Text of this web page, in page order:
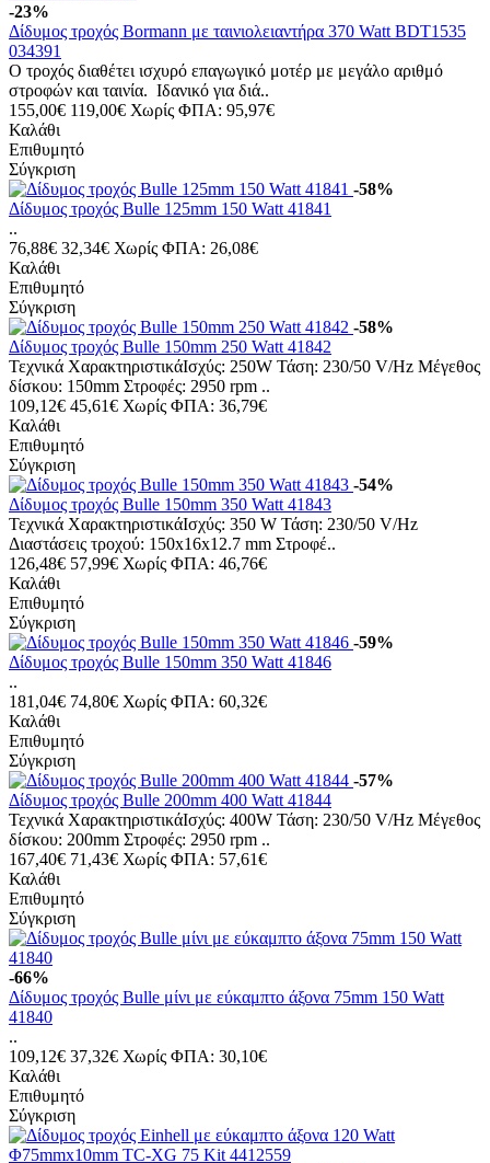
-23%
Δίδυμος τροχός Bormann με ταινιολειαντήρα 370 Watt BDT1535
034391
Ο τροχός διαθέτει ισχυρό επαγωγικό μοτέρ με μεγάλο αριθμό
στροφών και ταινία. Ιδανικό για διά..
155,00€ 119,00€ Χωρίς ΦΠΑ: 95,97€
Καλάθι
Επιθυμητό
Σύγκριση
-58%
Δίδυμος τροχός Bulle 125mm 150 Watt 41841
..
76,88€ 32,34€ Χωρίς ΦΠΑ: 26,08€
Καλάθι
Επιθυμητό
Σύγκριση
-58%
Δίδυμος τροχός Bulle 150mm 250 Watt 41842
Τεχνικά ΧαρακτηριστικάΙσχύς: 250W Τάση: 230/50 V/Hz Μέγεθος
δίσκου: 150mm Στροφές: 2950 rpm ..
109,12€ 45,61€ Χωρίς ΦΠΑ: 36,79€
Καλάθι
Επιθυμητό
Σύγκριση
-54%
Δίδυμος τροχός Bulle 150mm 350 Watt 41843
Τεχνικά ΧαρακτηριστικάΙσχύς: 350 W Τάση: 230/50 V/Hz
Διαστάσεις τροχού: 150x16x12.7 mm Στροφέ..
126,48€ 57,99€ Χωρίς ΦΠΑ: 46,76€
Καλάθι
Επιθυμητό
Σύγκριση
-59%
Δίδυμος τροχός Bulle 150mm 350 Watt 41846
..
181,04€ 74,80€ Χωρίς ΦΠΑ: 60,32€
Καλάθι
Επιθυμητό
Σύγκριση
-57%
Δίδυμος τροχός Bulle 200mm 400 Watt 41844
Τεχνικά ΧαρακτηριστικάΙσχύς: 400W Τάση: 230/50 V/Hz Μέγεθος
δίσκου: 200mm Στροφές: 2950 rpm ..
167,40€ 71,43€ Χωρίς ΦΠΑ: 57,61€
Καλάθι
Επιθυμητό
Σύγκριση
-66%
Δίδυμος τροχός Bulle μίνι με εύκαμπτο άξονα 75mm 150 Watt
41840
..
109,12€ 37,32€ Χωρίς ΦΠΑ: 30,10€
Καλάθι
Επιθυμητό
Σύγκριση